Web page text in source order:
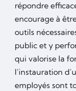
répondre
encourage à
outils
public et y
qui valorise la
l’instauration
employés sont